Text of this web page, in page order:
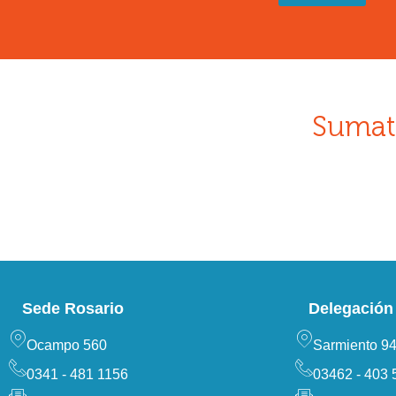
Sede Rosario
Ocampo 560
0341 - 481 1156
Sarmiento
03462 - 403